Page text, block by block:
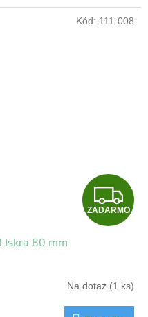
Z
A
A
ZADARMO
Iskra 80 mm
Na dotaz (1 ks)
Kód: 111-008